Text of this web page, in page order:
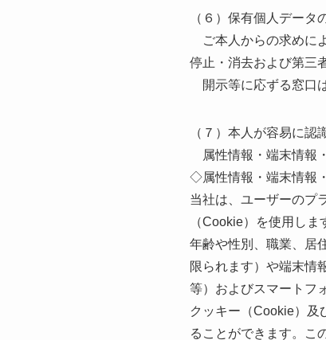
（６）保有個人デー
ご本人からの求めに
停止・消去および第三
開示等に応ずる窓口
（７）本人が容易に
属性情報・端末情報
◇属性情報・端末情報
当社は、ユーザーのプ
（Cookie）を使用し
年齢や性別、職業、居
限られます）や端末情
等）およびスマートフ
クッキー（Cookie）及
ることができます。こ